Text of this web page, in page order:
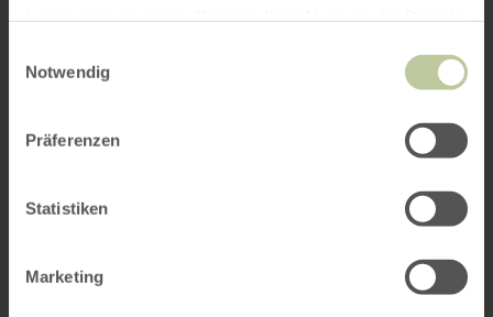
Notwendig
Präferenzen
Statistiken
Marketing